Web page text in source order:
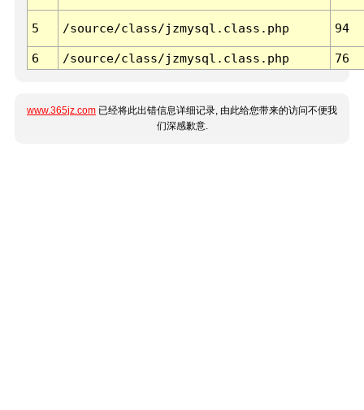
5 /source/class/jzmysql.class.php 94
6 /source/class/jzmysql.class.php 76
www.365jz.com 已经将此出错信息详细记录, 由此给您带来的访问不便我
们深感歉意.